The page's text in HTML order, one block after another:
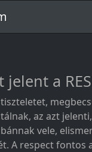
jelent a
az azt
vele,
A respect fontos